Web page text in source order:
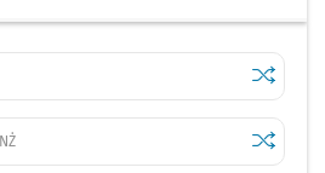
Sprawdź
Pl.
NŻPrzystanek na życzenie Sprawdź